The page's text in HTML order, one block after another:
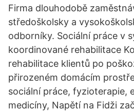
Firma dlouhodobě
středoškolsky a
odborníky. Sociální práce v
koordinované rehabilitace
rehabilitace klientů po
přirozeném domácím
sociální práce, fyzioterapie,
medicíny, Napětí na Fidži